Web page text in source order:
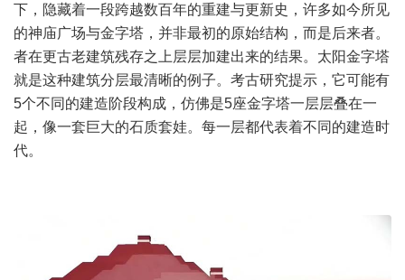
下，隐藏着一段跨越数百年的重建与更新史，许多如今所见
的神庙广场与金字塔，并非最初的原始结构，而是后来者。
者在更古老建筑残存之上层层加建出来的结果。太阳金字塔
就是这种建筑分层最清晰的例子。考古研究提示，它可能有
5个不同的建造阶段构成，仿佛是5座金字塔一层层叠在一
起，像一套巨大的石质套娃。每一层都代表着不同的建造时
代。